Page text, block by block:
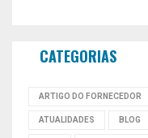
CATEGORIAS
ARTIGO DO FORNECEDOR
ATUALIDADES BLOG